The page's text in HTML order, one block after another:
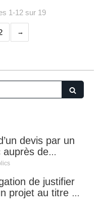
1-12 sur 19
devis par un
auprès de
n’entraine
et de mise
applicables aux
de justifier
projet au titre de
code de